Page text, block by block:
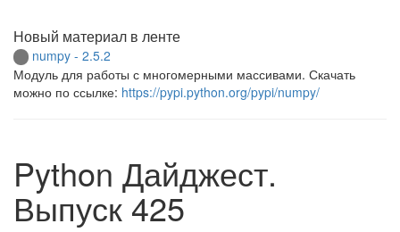
Новый материал в ленте
numpy - 2.5.2
Модуль для работы с многомерными массивами. Скачать
можно по ссылке: https://pypi.python.org/pypi/numpy/
Python Дайджест.
Выпуск 425